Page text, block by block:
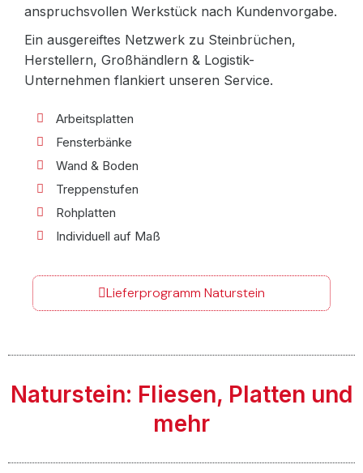
anspruchsvollen Werkstück nach Kundenvorgabe.
Ein ausgereiftes Netzwerk zu Steinbrüchen,
Herstellern, Großhändlern & Logistik-
Unternehmen flankiert unseren Service.
Arbeitsplatten
Fensterbänke
Wand & Boden
Treppenstufen
Rohplatten
Individuell auf Maß
Lieferprogramm Naturstein
Naturstein: Fliesen, Platten und
mehr